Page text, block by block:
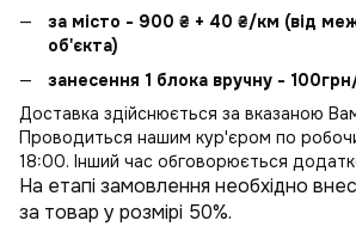
за місто - 900 ₴ + 40 ₴/км (від
об'єкта)
занесення 1 блока вручну -
Доставка здійснюється за вказаною
Проводиться нашим кур'єром по
18:00. Інший час обговорюється
На етапі замовлення необхідно
за товар у розмірі 50%.